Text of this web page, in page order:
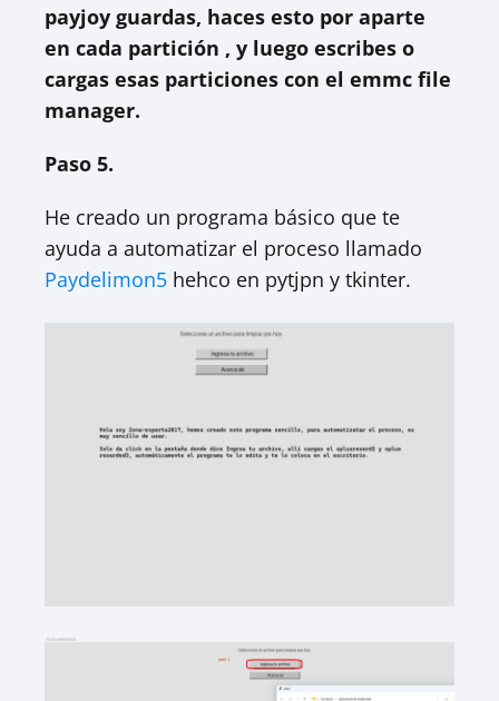
payjoy guardas, haces esto por aparte
en cada partición , y luego escribes o
cargas esas particiones con el emmc file
manager.
Paso 5.
He creado un programa básico que te
ayuda a automatizar el proceso llamado
Paydelimon5 hehco en pytjpn y tkinter.